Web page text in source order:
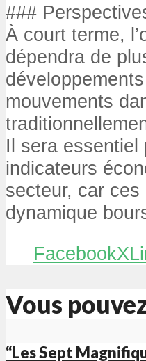
###
À court terme,
dépendra de
mouvements
Il sera essentiel
indicateurs
secteur, car
dynamique
FacebookX
Vous
“Les Sept